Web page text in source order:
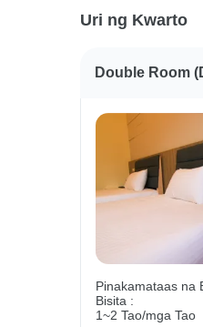
Uri ng Kwarto
Double Room
Pinakamataas na
Bisita :
1~2 Tao/mga Tao